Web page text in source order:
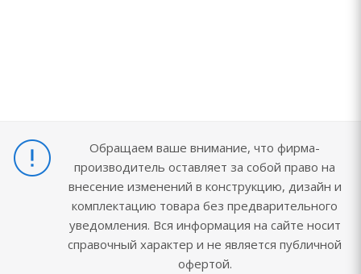
Обращаем ваше внимание, что фирма-
производитель оставляет за собой право на
внесение изменений в конструкцию, дизайн и
комплектацию товара без предварительного
уведомления. Вся информация на сайте носит
справочный характер и не является публичной
офертой.